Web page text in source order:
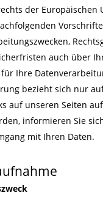
der Europäischen
auch über
Ihre
bezieht sich nur
auf unseren Seiten
informieren Sie
mit Ihren Daten.